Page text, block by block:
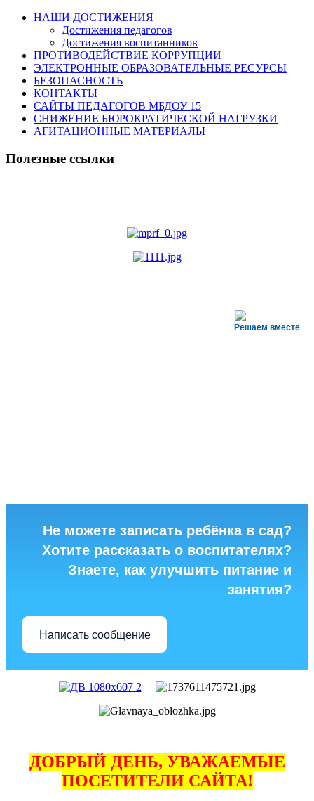
НАШИ ДОСТИЖЕНИЯ
Достижения педагогов
Достижения воспитанников
ПРОТИВОДЕЙСТВИЕ КОРРУПЦИИ
ЭЛЕКТРОННЫЕ ОБРАЗОВАТЕЛЬНЫЕ РЕСУРСЫ
БЕЗОПАСНОСТЬ
КОНТАКТЫ
САЙТЫ ПЕДАГОГОВ МБДОУ 15
СНИЖЕНИЕ БЮРОКРАТИЧЕСКОЙ НАГРУЗКИ
АГИТАЦИОННЫЕ МАТЕРИАЛЫ
Полезные ссылки
Решаем вместе
Не можете записать ребёнка в сад?
Хотите рассказать о воспитателях?
Знаете, как улучшить питание и
занятия?
Написать сообщение
ДОБРЫЙ ДЕНЬ, УВАЖАЕМЫЕ
ПОСЕТИТЕЛИ САЙТА!